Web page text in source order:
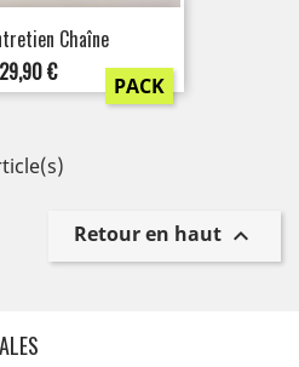
Chaîne
Prix
29,90 € PACK
Retour en haut 